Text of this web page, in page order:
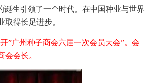
生引领了一个时代。在中国种业与世界
得长足进步。
广州种子商会六届一次会员大会”。会
会会长。